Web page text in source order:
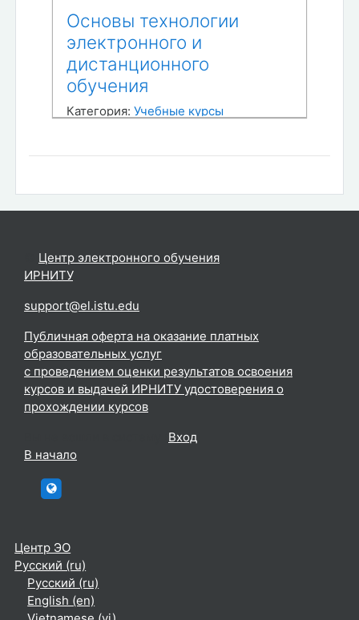
Основы технологии
электронного и
дистанционного
обучения
Категория: Учебные курсы
технологий. Представлено общее в
также принципиальное отличие этих
форм образования.
Владимировна Волкова
Центр электронного обучения
ИРНИТУ.
support@el.istu.edu
Публичная оферта на оказание платных
образовательных услуг
с проведением оценки результатов освоения
курсов и выдачей ИРНИТУ удостоверения о
прохождении курсов
Вход
В начало
Центр ЭО
Русский ‎(ru)‎
Русский ‎(ru)‎
English ‎(en)‎